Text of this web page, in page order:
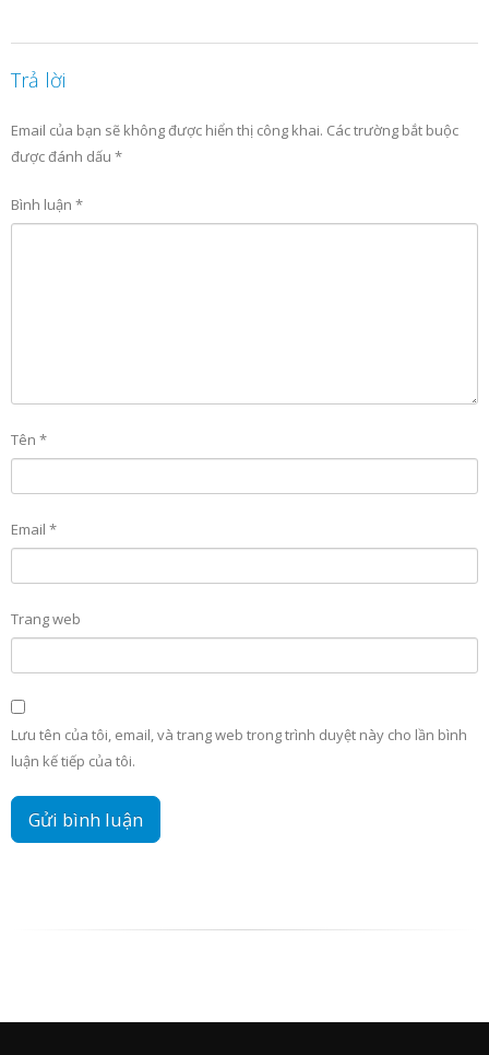
Trả lời
Email của bạn sẽ không được hiển thị công khai. Các trường bắt buộc
được đánh dấu *
Bình luận *
Tên *
Email *
Trang web
Lưu tên của tôi, email, và trang web trong trình duyệt này cho lần bình
luận kế tiếp của tôi.